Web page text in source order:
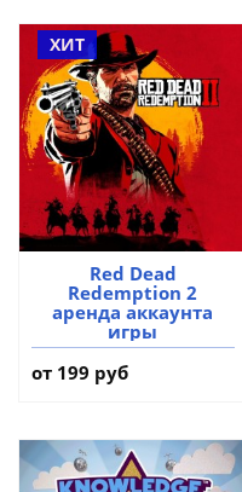
ХИТ
Red Dead
Redemption 2
аренда аккаунта
игры
от 199 руб